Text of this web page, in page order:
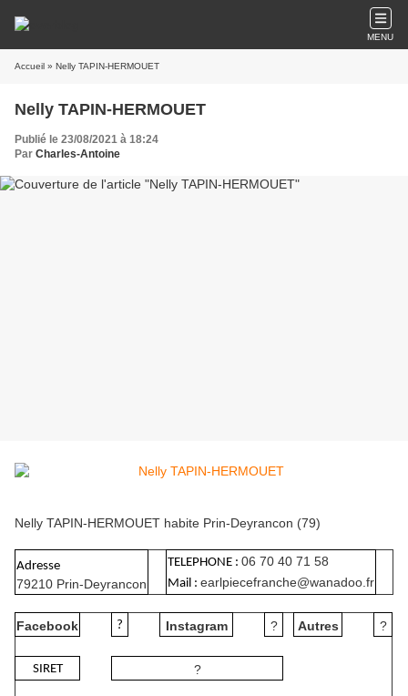
MENU
Accueil » Nelly TAPIN-HERMOUET
Nelly TAPIN-HERMOUET
Publié le 23/08/2021 à 18:24
Par Charles-Antoine
Nelly TAPIN-HERMOUET habite Prin-Deyrancon (79)
Adresse
79210 Prin-Deyrancon
TELEPHONE : 06 70 40 71 58
Mail : earlpiecefranche@wanadoo.fr
Facebook ? Instagram ? Autres ?
SIRET ?